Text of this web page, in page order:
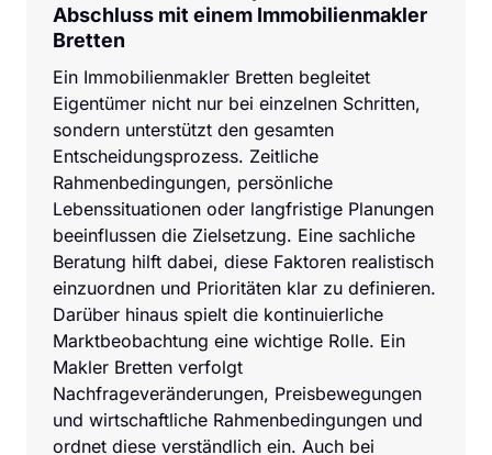
Abschluss mit einem Immobilienmakler
Bretten
Ein Immobilienmakler Bretten begleitet
Eigentümer nicht nur bei einzelnen Schritten,
sondern unterstützt den gesamten
Entscheidungsprozess. Zeitliche
Rahmenbedingungen, persönliche
Lebenssituationen oder langfristige Planungen
beeinflussen die Zielsetzung. Eine sachliche
Beratung hilft dabei, diese Faktoren realistisch
einzuordnen und Prioritäten klar zu definieren.
Darüber hinaus spielt die kontinuierliche
Marktbeobachtung eine wichtige Rolle. Ein
Makler Bretten verfolgt
Nachfrageveränderungen, Preisbewegungen
und wirtschaftliche Rahmenbedingungen und
ordnet diese verständlich ein. Auch bei